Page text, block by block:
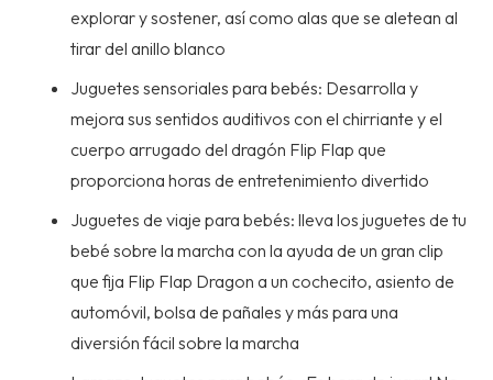
explorar y sostener, así como alas que se aletean al
tirar del anillo blanco
Juguetes sensoriales para bebés: Desarrolla y
mejora sus sentidos auditivos con el chirriante y el
cuerpo arrugado del dragón Flip Flap que
proporciona horas de entretenimiento divertido
Juguetes de viaje para bebés: lleva los juguetes de tu
bebé sobre la marcha con la ayuda de un gran clip
que fija Flip Flap Dragon a un cochecito, asiento de
automóvil, bolsa de pañales y más para una
diversión fácil sobre la marcha